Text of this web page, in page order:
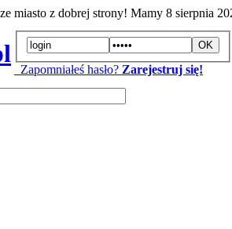
miasto z dobrej strony! Mamy 8 sierpnia
Zapomniałeś hasło? Zarejestruj się!